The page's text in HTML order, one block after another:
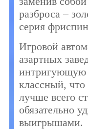
разброса –
серия
Игровой
азартных
интригующую
классный, что
лучше всего
обязательно
выигрышами.